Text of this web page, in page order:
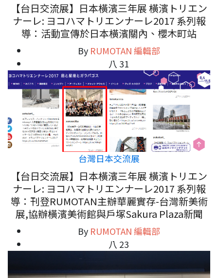
【台日交流展】日本橫濱三年展 橫濱トリエン
ナーレ: ヨコハマトリエンナーレ2017 系列報
導：活動宣傳於日本橫濱關內、櫻木町站
By RUMOTAN 編輯部
八 31
台灣日本交流展
【台日交流展】日本橫濱三年展 橫濱トリエン
ナーレ: ヨコハマトリエンナーレ2017 系列報
導：刊登RUMOTAN主辦華麗實存-台灣新美術
展,協辦橫濱美術館與戶塚Sakura Plaza新聞
By RUMOTAN 編輯部
八 23